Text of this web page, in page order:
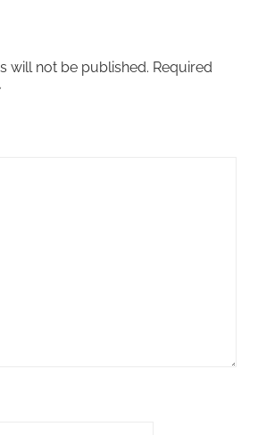
will not be published. Required